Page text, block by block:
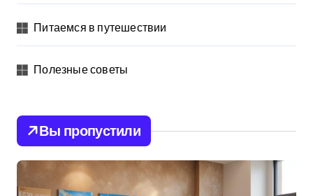
Питаемся в путешествии
Полезные советы
Вы пропустили